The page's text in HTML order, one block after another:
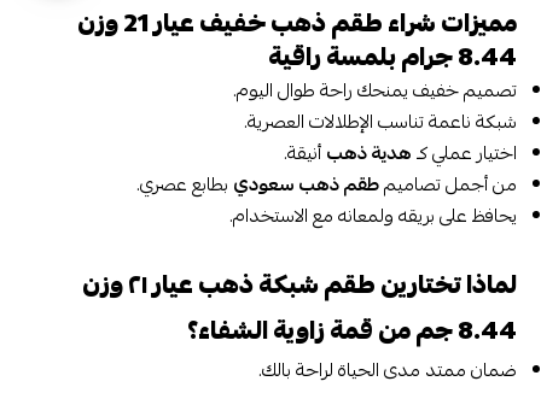
مميزات شراء طقم ذهب خفيف عيار 21 وزن
8.44 جرام بلمسة راقية
تصميم خفيف يمنحك راحة طوال اليوم.
شبكة ناعمة تناسب الإطلالات العصرية.
اختيار عملي كـهدية ذهبأنيقة.
من أجمل تصاميمطقم ذهب سعودي بطابع عصري.
يحافظ على بريقه ولمعانه مع الاستخدام.
لماذا تختارين طقم شبكة ذهب عيار ٢١ وزن
8.44 جم من قمة زاوية الشفاء؟
ضمان ممتد مدى الحياة لراحة بالك.